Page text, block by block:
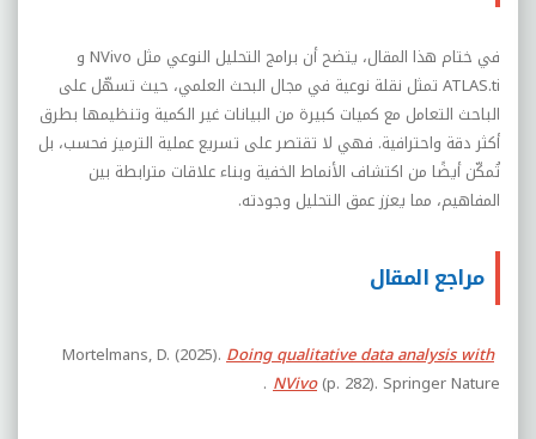
في ختام هذا المقال، يتضح أن برامج التحليل النوعي مثل NVivo و
ATLAS.ti تمثل نقلة نوعية في مجال البحث العلمي، حيث تسهّل على
الباحث التعامل مع كميات كبيرة من البيانات غير الكمية وتنظيمها بطرق
أكثر دقة واحترافية. فهي لا تقتصر على تسريع عملية الترميز فحسب، بل
تُمكّن أيضًا من اكتشاف الأنماط الخفية وبناء علاقات مترابطة بين
المفاهيم، مما يعزز عمق التحليل وجودته.
مراجع المقال
Mortelmans, D. (2025). Doing qualitative data analysis with
NVivo (p. 282). Springer Nature.‏